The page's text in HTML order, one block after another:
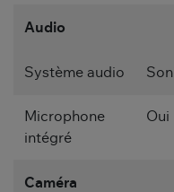
Audio
Système audio
Microphone
intégré
Oui
Caméra